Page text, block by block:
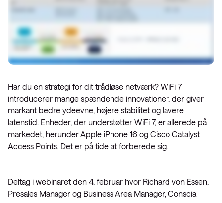
Har du en strategi for dit trådløse netværk? WiFi 7
introducerer mange spændende innovationer, der giver
markant bedre ydeevne, højere stabilitet og lavere
latenstid. Enheder, der understøtter WiFi 7, er allerede på
markedet, herunder Apple iPhone 16 og Cisco Catalyst
Access Points. Det er på tide at forberede sig.
Deltag i webinaret den 4. februar hvor Richard von Essen,
Presales Manager og Business Area Manager, Conscia